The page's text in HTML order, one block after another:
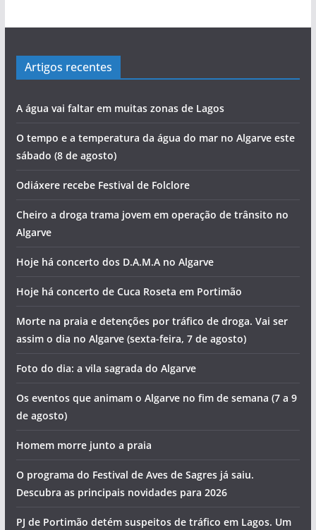
Artigos recentes
A água vai faltar em muitas zonas de Lagos
O tempo e a temperatura da água do mar no Algarve este
sábado (8 de agosto)
Odiáxere recebe Festival de Folclore
Cheiro a droga trama jovem em operação de trânsito no
Algarve
Hoje há concerto dos D.A.M.A no Algarve
Hoje há concerto de Cuca Roseta em Portimão
Morte na praia e detenções por tráfico de droga. Vai ser
assim o dia no Algarve (sexta-feira, 7 de agosto)
Foto do dia: a vila sagrada do Algarve
Os eventos que animam o Algarve no fim de semana (7 a 9
de agosto)
Homem morre junto a praia
O programa do Festival de Aves de Sagres já saiu.
Descubra as principais novidades para 2026
PJ de Portimão detém suspeitos de tráfico em Lagos. Um